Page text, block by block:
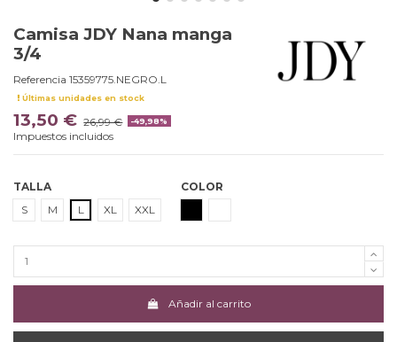
Camisa JDY Nana manga
3/4
Referencia 15359775.NEGRO.L
Últimas unidades en stock
13,50 € 26,99 € -49,98%
Impuestos incluidos
TALLA
S
M L XL XXL
COLOR
Añadir al carrito